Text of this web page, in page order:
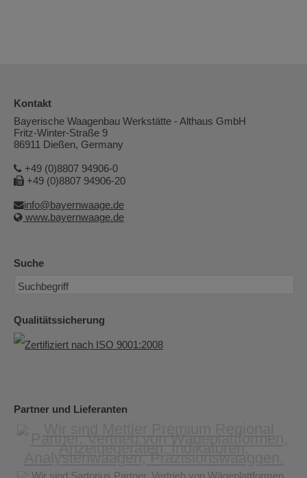
Kontakt
Bayerische Waagenbau Werkstätte - Althaus GmbH
Fritz-Winter-Straße 9
86911 Dießen, Germany
+49 (0)8807 94906-0
+49 (0)8807 94906-20
info@bayernwaage.de
www.bayernwaage.de
Suche
Qualitätssicherung
Partner und Lieferanten